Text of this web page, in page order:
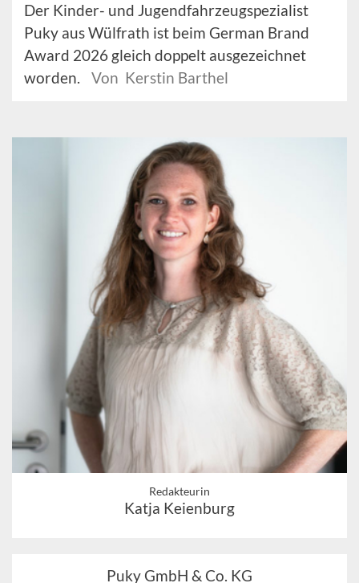
Der Kinder- und Jugendfahrzeugspezialist
Puky aus Wülfrath ist beim German Brand
Award 2026 gleich doppelt ausgezeichnet
worden.
Von Kerstin Barthel
Redakteurin
Katja Keienburg
Puky GmbH & Co. KG